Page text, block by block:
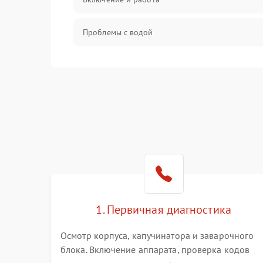
Проблемы с водой
1. Первичная диагностика
Осмотр корпуса, капучинатора и заварочного
блока. Включение аппарата, проверка кодов